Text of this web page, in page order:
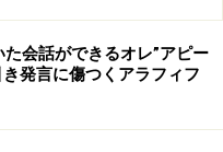
現場が逼迫しているな
査を受けたほうがいい
上、何も言わず話を流
会話ができるオレ”アピー
発言に傷つくアラフィフ